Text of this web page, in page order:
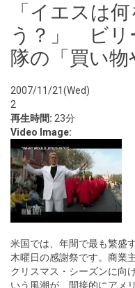
「イエスは
う？」 ビリ
隊の「買い
2007/11/21(Wed)
2
再生時間: 23分
Video Image:
米国では、年間で最も繁盛
木曜日の感謝祭です。商業
クリスマス・シーズンに向
いう風潮が、間接的にアメ